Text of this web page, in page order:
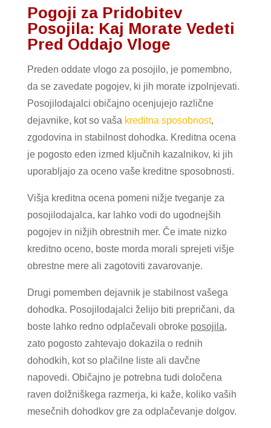
Pogoji za Pridobitev
Posojila: Kaj Morate Vedeti
Pred Oddajo Vloge
Preden oddate vlogo za posojilo, je pomembno,
da se zavedate pogojev, ki jih morate izpolnjevati.
Posojilodajalci običajno ocenjujejo različne
dejavnike, kot so vaša kreditna sposobnost,
zgodovina in stabilnost dohodka. Kreditna ocena
je pogosto eden izmed ključnih kazalnikov, ki jih
uporabljajo za oceno vaše kreditne sposobnosti.
Višja kreditna ocena pomeni nižje tveganje za
posojilodajalca, kar lahko vodi do ugodnejših
pogojev in nižjih obrestnih mer. Če imate nizko
kreditno oceno, boste morda morali sprejeti višje
obrestne mere ali zagotoviti zavarovanje.
Drugi pomemben dejavnik je stabilnost vašega
dohodka. Posojilodajalci želijo biti prepričani, da
boste lahko redno odplačevali obroke posojila,
zato pogosto zahtevajo dokazila o rednih
dohodkih, kot so plačilne liste ali davčne
napovedi. Običajno je potrebna tudi določena
raven dolžniškega razmerja, ki kaže, koliko vaših
mesečnih dohodkov gre za odplačevanje dolgov.